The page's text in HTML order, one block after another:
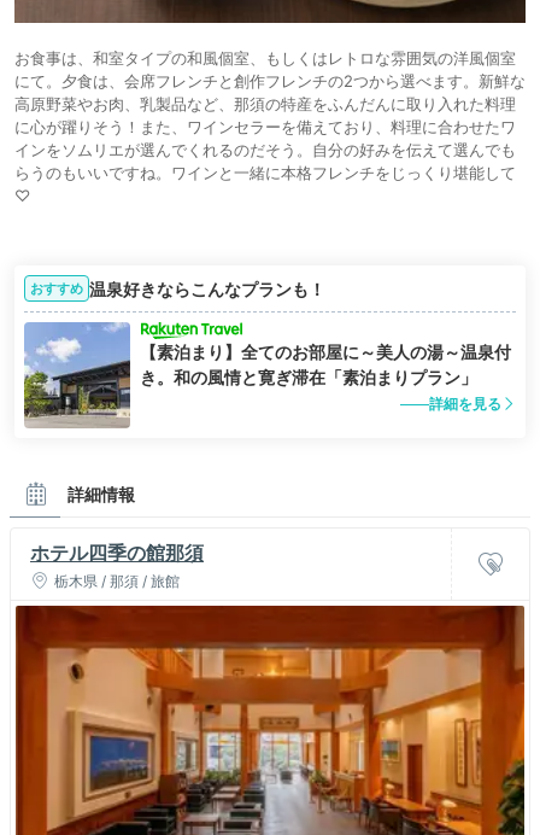
お食事は、和室タイプの和風個室、もしくはレトロな雰囲気の洋風個室
にて。夕食は、会席フレンチと創作フレンチの2つから選べます。新鮮な
高原野菜やお肉、乳製品など、那須の特産をふんだんに取り入れた料理
に心が躍りそう！また、ワインセラーを備えており、料理に合わせたワ
インをソムリエが選んでくれるのだそう。自分の好みを伝えて選んでも
らうのもいいですね。ワインと一緒に本格フレンチをじっくり堪能して
♡
おすすめ 温泉好きならこんなプランも！
【素泊まり】全てのお部屋に～美人の湯～温泉付
き。和の風情と寛ぎ滞在「素泊まりプラン」
詳細を見る
詳細情報
ホテル四季の館那須
栃木県 / 那須 / 旅館